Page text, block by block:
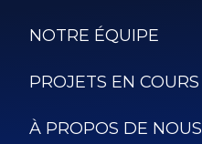
NOTRE ÉQUIPE
PROJETS EN COURS
À PROPOS DE NOUS